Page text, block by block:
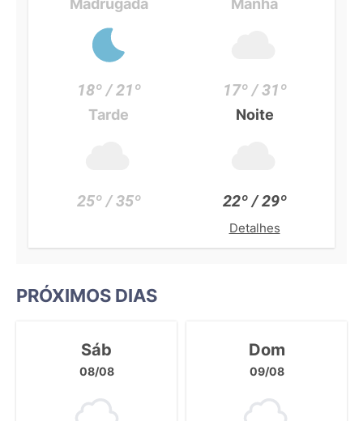
Madrugada
18º / 21º
Manhã
17º / 31º
Tarde
25º / 35º
Noite
22º / 29º
Detalhes
PRÓXIMOS DIAS
Sáb
08/08
Dom
09/08